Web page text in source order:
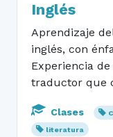
Inglés
Aprendizaje
inglés, con
Experiencia
traductor que
Clases
literatura